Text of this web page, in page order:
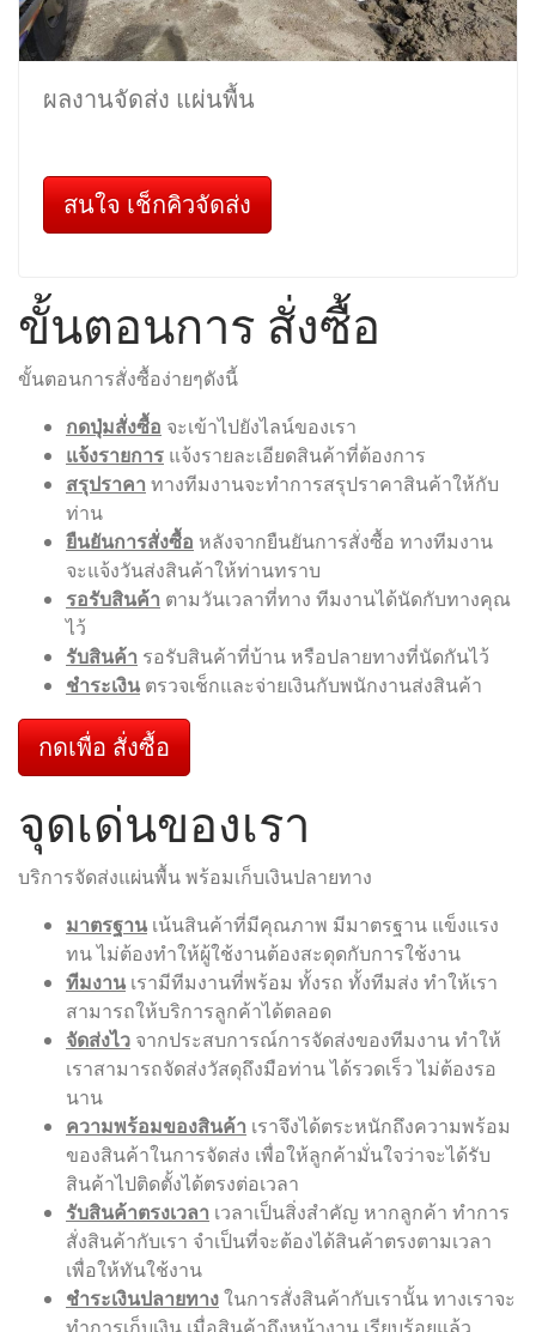
ผลงานจัดส่ง แผ่นพื้น
สนใจ เช็กคิวจัดส่ง
ขั้นตอนการ สั่งซื้อ
ขั้นตอนการสั่งซื้อง่ายๆดังนี้
กดปุ่มสั่งซื้อ จะเข้าไปยังไลน์ของเรา
แจ้งรายการ แจ้งรายละเอียดสินค้าที่ต้องการ
สรุปราคา ทางทีมงานจะทำการสรุปราคาสินค้าให้กับ
ท่าน
ยืนยันการสั่งซื้อ หลังจากยืนยันการสั่งซื้อ ทางทีมงาน
จะแจ้งวันส่งสินค้าให้ท่านทราบ
รอรับสินค้า ตามวันเวลาที่ทาง ทีมงานได้นัดกับทางคุณ
ไว้
รับสินค้า รอรับสินค้าที่บ้าน หรือปลายทางที่นัดกันไว้
ชำระเงิน ตรวจเช็กและจ่ายเงินกับพนักงานส่งสินค้า
กดเพื่อ สั่งซื้อ
จุดเด่นของเรา
บริการจัดส่งแผ่นพื้น พร้อมเก็บเงินปลายทาง
มาตรฐาน เน้นสินค้าที่มีคุณภาพ มีมาตรฐาน แข็งแรง
ทน ไม่ต้องทำให้ผู้ใช้งานต้องสะดุดกับการใช้งาน
ทีมงาน เรามีทีมงานที่พร้อม ทั้งรถ ทั้งทีมส่ง ทำให้เรา
สามารถให้บริการลูกค้าได้ตลอด
จัดส่งไว จากประสบการณ์การจัดส่งของทีมงาน ทำให้
เราสามารถจัดส่งวัสดุถึงมือท่าน ได้รวดเร็ว ไม่ต้องรอ
นาน
ความพร้อมของสินค้า เราจึงได้ตระหนักถึงความพร้อม
ของสินค้าในการจัดส่ง เพื่อให้ลูกค้ามั่นใจว่าจะได้รับ
สินค้าไปติดตั้งได้ตรงต่อเวลา
รับสินค้าตรงเวลา เวลาเป็นสิ่งสำคัญ หากลูกค้า ทำการ
สั่งสินค้ากับเรา จำเป็นที่จะต้องได้สินค้าตรงตามเวลา
เพื่อให้ทันใช้งาน
ชำระเงินปลายทางในการสั่งสินค้ากับเรานั้น ทางเราจะ